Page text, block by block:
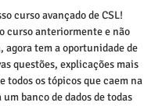
curso avançado de CSL!
curso anteriormente e não
agora tem a oportunidade de
questões, explicações mais
todos os tópicos que caem na
um banco de dados de todas